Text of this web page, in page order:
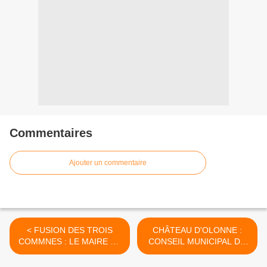
Commentaires
Ajouter un commentaire
< FUSION DES TROIS
COMMNES : LE MAIRE DE
CHÂTEAU D’OLONNE
CHÂTEAU D'OLONNE :
CONSEIL MUNICIPAL DU
LUNDI 25 AVRIL 2016 >